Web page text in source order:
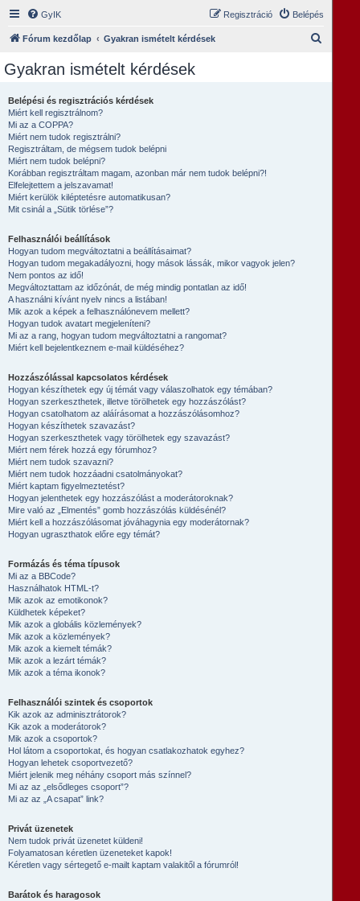
GyIK Belépés
Regisztráció
Fórum kezdőlap Gyakran ismételt kérdések
Gyakran ismételt kérdések
Belépési és regisztrációs kérdések
Miért kell regisztrálnom?
Mi az a COPPA?
Miért nem tudok regisztrálni?
Regisztráltam, de mégsem tudok belépni
Miért nem tudok belépni?
Korábban regisztráltam magam, azonban már nem tudok belépni?!
Elfelejtettem a jelszavamat!
Miért kerülök kiléptetésre automatikusan?
Mit csinál a „Sütik törlése”?
Felhasználói beállítások
Hogyan tudom megváltoztatni a beállításaimat?
Hogyan tudom megakadályozni, hogy mások lássák, mikor vagyok jelen?
Nem pontos az idő!
Megváltoztattam az időzónát, de még mindig pontatlan az idő!
A használni kívánt nyelv nincs a listában!
Mik azok a képek a felhasználónevem mellett?
Hogyan tudok avatart megjeleníteni?
Mi az a rang, hogyan tudom megváltoztatni a rangomat?
Miért kell bejelentkeznem e-mail küldéséhez?
Hozzászólással kapcsolatos kérdések
Hogyan készíthetek egy új témát vagy válaszolhatok egy témában?
Hogyan szerkeszthetek, illetve törölhetek egy hozzászólást?
Hogyan csatolhatom az aláírásomat a hozzászólásomhoz?
Hogyan készíthetek szavazást?
Hogyan szerkeszthetek vagy törölhetek egy szavazást?
Miért nem férek hozzá egy fórumhoz?
Miért nem tudok szavazni?
Miért nem tudok hozzáadni csatolmányokat?
Miért kaptam figyelmeztetést?
Hogyan jelenthetek egy hozzászólást a moderátoroknak?
Mire való az „Elmentés” gomb hozzászólás küldésénél?
Miért kell a hozzászólásomat jóváhagynia egy moderátornak?
Hogyan ugraszthatok előre egy témát?
Formázás és téma típusok
Mi az a BBCode?
Használhatok HTML-t?
Mik azok az emotikonok?
Küldhetek képeket?
Mik azok a globális közlemények?
Mik azok a közlemények?
Mik azok a kiemelt témák?
Mik azok a lezárt témák?
Mik azok a téma ikonok?
Felhasználói szintek és csoportok
Kik azok az adminisztrátorok?
Kik azok a moderátorok?
Mik azok a csoportok?
Hol látom a csoportokat, és hogyan csatlakozhatok egyhez?
Hogyan lehetek csoportvezető?
Miért jelenik meg néhány csoport más színnel?
Mi az az „elsődleges csoport”?
Mi az az „A csapat” link?
Privát üzenetek
Nem tudok privát üzenetet küldeni!
Folyamatosan kéretlen üzeneteket kapok!
Kéretlen vagy sértegető e-mailt kaptam valakitől a fórumról!
Barátok és haragosok